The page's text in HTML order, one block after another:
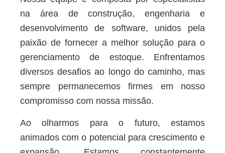
na área de construção, engenharia e
desenvolvimento de software, unidos pela
paixão de fornecer a melhor solução para o
gerenciamento de estoque. Enfrentamos
diversos desafios ao longo do caminho, mas
sempre permanecemos firmes em nosso
compromisso com nossa missão.
Ao olharmos para o futuro, estamos
animados com o potencial para crescimento e